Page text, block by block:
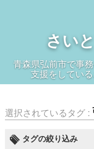
さい
青森県弘前市で事
支援をしてい
選択されているタグ :
タグの絞り込み